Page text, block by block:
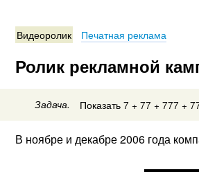
Видеоролик Печатная реклама
Ролик рекламной
Задача. Показать 7 + 77 + 777 +
В ноябре и декабре 2006 года